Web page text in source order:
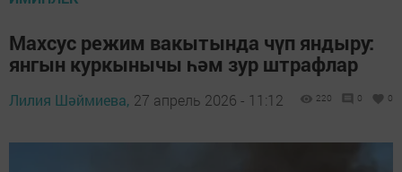
Махсус режим вакытында чүп яндыру:
янгын куркынычы һәм зур штрафлар
Лилия Шәймиева, 27 апрель 2026 - 11:12 220 0 0